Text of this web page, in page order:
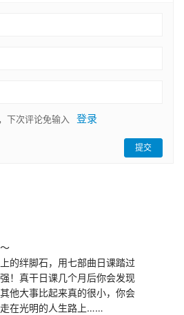
下次评论免输入 登录
提交
的绊脚石，用七部曲日课踏过
！真干日课几个月后你会发现
他大事比起来真的很小，你会
在光明的人生路上……